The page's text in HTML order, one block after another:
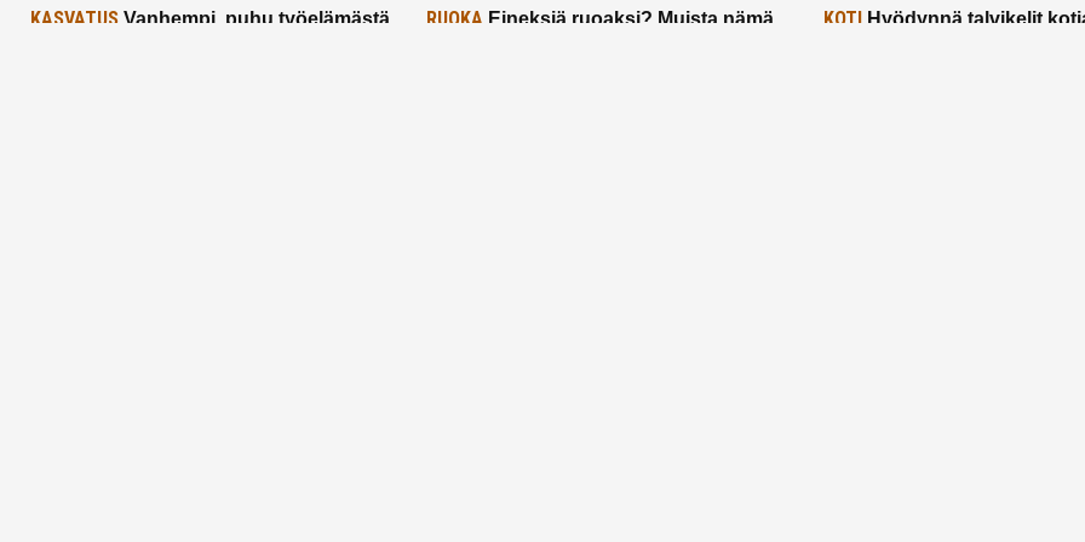
KASVATUS Vanhempi, puhu työelämästä
RUOKA Eineksiä ruoaksi? Muista nämä
KOTIHyödynnä talvikelit